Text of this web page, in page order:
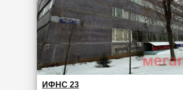
ИФНС 23